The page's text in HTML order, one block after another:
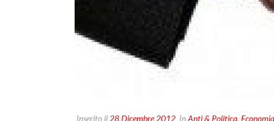
Inserito il 28 Dicembre 2012 InAnti & Politica, Economia